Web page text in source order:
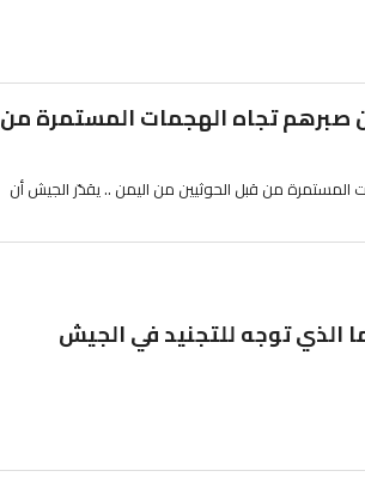
صبرهم تجاه الهجمات المستمرة من
المستمرة من قبل الحوثيين من اليمن .. يقدّر الجيش أن
الذي توجه للتجنيد في الجيش